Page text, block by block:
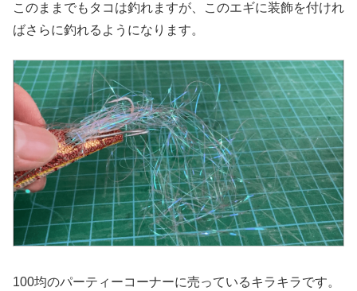
このままでもタコは釣れますが、このエギに装飾を付けれ
ばさらに釣れるようになります。
100均のパーティーコーナーに売っているキラキラです。